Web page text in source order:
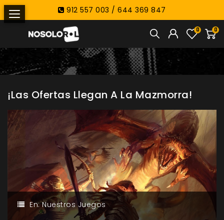
912 557 003 / 644 369 847
0
0
¡Las Ofertas Llegan A La Mazmorra!
En:Nuestros Juegos